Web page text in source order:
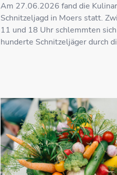
Am 27.06.2026 fand die
Schnitzeljagd in Moers statt.
11 und 18 Uhr schlemmten sich
hunderte Schnitzeljäger durch